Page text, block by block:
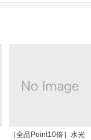
［全品Point10倍］水光